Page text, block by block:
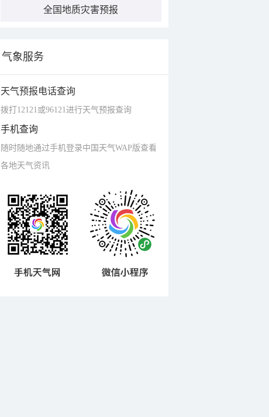
全国地质灾害预报
气象服务
天气预报电话查询
拨打12121或96121进行天气预报查询
手机查询
随时随地通过手机登录中国天气WAP版查看
各地天气资讯